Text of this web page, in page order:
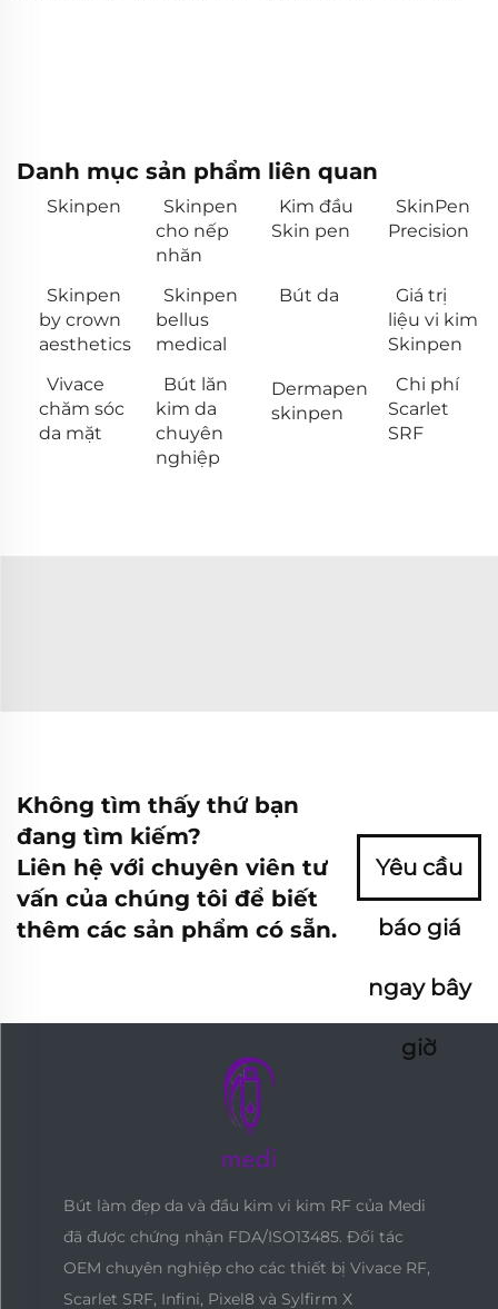
Danh mục sản phẩm liên quan
Skinpen
Skinpen
cho nếp
nhăn
Kim đầu
Skin pen
SkinPen
Precision
Skinpen
by crown
aesthetics
Skinpen
bellus
medical
Bút da
Giá trị
liệu vi kim
Skinpen
Vivace
chăm sóc
da mặt
Bút lăn
kim da
chuyên
nghiệp
Dermapen
skinpen
Chi phí
Scarlet
SRF
Không tìm thấy thứ bạn
đang tìm kiếm?
Liên hệ với chuyên viên tư
vấn của chúng tôi để biết
thêm các sản phẩm có sẵn.
Yêu cầu
báo giá
ngay bây
giờ
Bút làm đẹp da và đầu kim vi kim RF của Medi
đã được chứng nhận FDA/ISO13485. Đối tác
OEM chuyên nghiệp cho các thiết bị Vivace RF,
Scarlet SRF, Infini, Pixel8 và Sylfirm X